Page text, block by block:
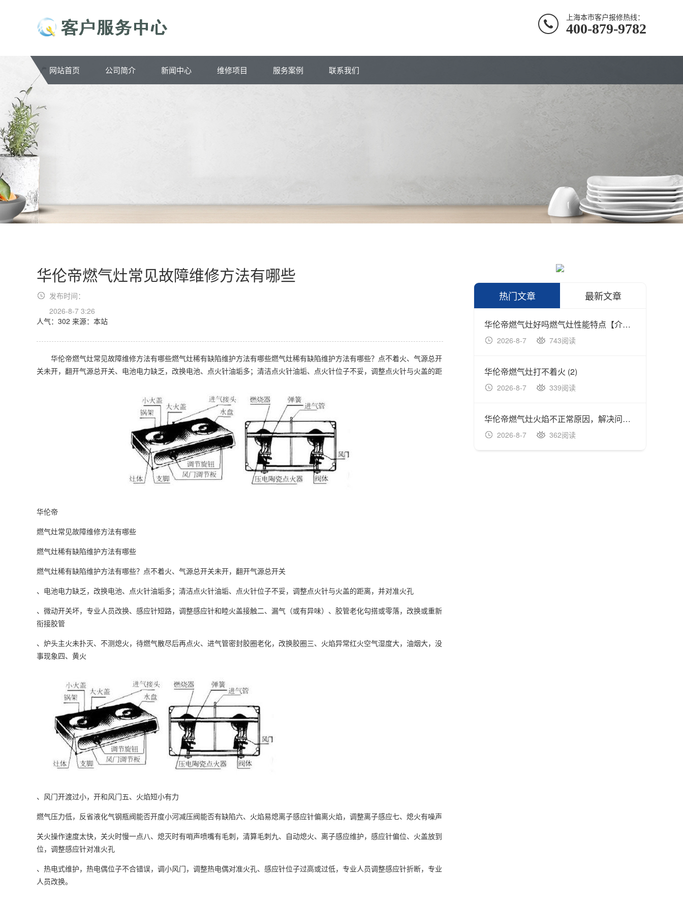
上海本市客户报修热线：
400-879-9782
网站首页 公司简介 新闻中心 维修项目 服务案例 联系我们
华伦帝燃气灶常见故障维修方法有哪些
发布时间：
2026-8-7 3:26
人气：302 来源：本站
华伦帝燃气灶常见故障维修方法有哪些燃气灶稀有缺陷维护方法有哪些燃气灶稀有缺陷维护方法有哪些？点不着火、气源总开
关未开，翻开气源总开关、电池电力缺乏，改换电池、点火针油垢多；清洁点火针油垢、点火针位子不妥，调整点火针与火盖的距
华伦帝
燃气灶常见故障维修方法有哪些
燃气灶稀有缺陷维护方法有哪些
燃气灶稀有缺陷维护方法有哪些？点不着火、气源总开关未开，翻开气源总开关
、电池电力缺乏，改换电池、点火针油垢多；清洁点火针油垢、点火针位子不妥，调整点火针与火盖的距离，并对准火孔
、微动开关坏，专业人员改换、感应针短路，调整感应针和睦火盖接触二、漏气（或有异味）、胶管老化勾搭或零落，改换或重新
衔接胶管
、炉头主火未扑灭、不测熄火，待燃气散尽后再点火、进气管密封胶圈老化，改换胶圈三、火焰异常红火空气湿度大，油烟大，没
事现象四、黄火
、风门开渡过小，开和风门五、火焰短小有力
燃气压力低，反省液化气钢瓶阀能否开度小河减压阀能否有缺陷六、火焰易熄离子感应针偏离火焰，调整离子感应七、熄火有噪声
关火操作速度太快，关火时慢一点八、熄灭时有哨声喷嘴有毛刺，清算毛刺九、自动熄火、离子感应维护，感应针偏位、火盖放到
位，调整感应针对准火孔
、热电式维护，热电偶位子不合错误，调小风门，调整热电偶对准火孔、感应针位子过高或过低，专业人员调整感应针折断，专业
人员改换。
热门文章 最新文章
华伦帝燃气灶好吗燃气灶性能特点【介绍】
2026-8-7 743阅读
华伦帝燃气灶打不着火 (2)
2026-8-7 339阅读
华伦帝燃气灶火焰不正常原因，解决问题的方法
2026-8-7 362阅读